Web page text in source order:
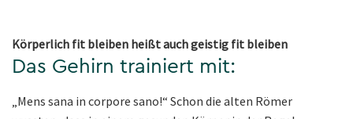
Körperlich fit bleiben heißt auch geistig fit bleiben
Das Gehirn trainiert mit:
„Mens sana in corpore sano!“ Schon die alten Römer